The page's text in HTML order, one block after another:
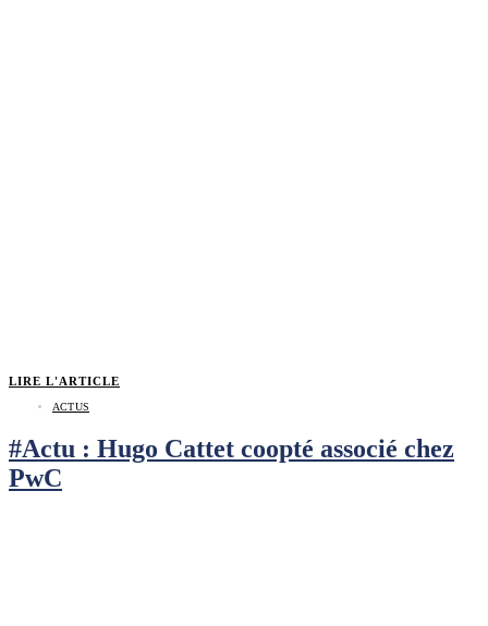
LIRE L'ARTICLE
ACTUS
#Actu : Hugo Cattet coopté associé chez
PwC